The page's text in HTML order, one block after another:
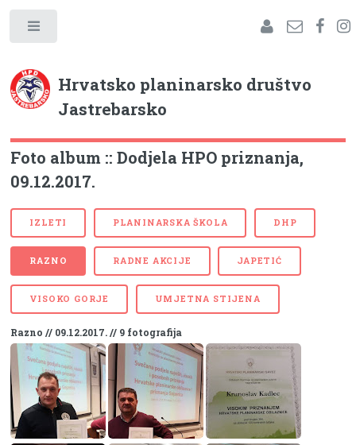
Hrvatsko planinarsko društvo
Jastrebarsko
Foto album :: Dodjela HPO priznanja,
09.12.2017.
IZLETI PLANINARSKA ŠKOLA DHP
RAZNO RADNE AKCIJE JAPETIĆ
VISOKO GORJE UMJETNA STIJENA
Razno // 09.12.2017. // 9 fotografija